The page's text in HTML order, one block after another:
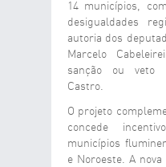
14 municípios,
desigualdades
autoria dos
Marcelo
sanção ou veto
Castro.
O projeto
concede
municípios
e Noroeste. A